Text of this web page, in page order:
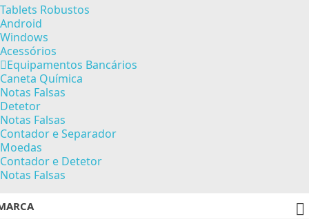
Tablets Robustos
Android
Windows
Acessórios
Equipamentos Bancários
Caneta Química
Notas Falsas
Detetor
Notas Falsas
Contador e Separador
Moedas
Contador e Detetor
Notas Falsas
